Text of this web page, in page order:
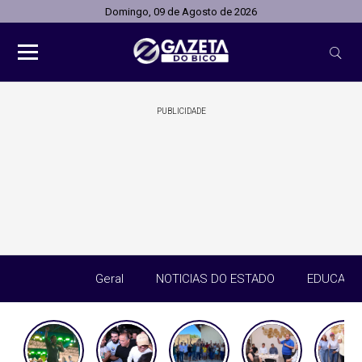
Domingo, 09 de Agosto de 2026
PUBLICIDADE
Geral NOTICIAS DO ESTADO